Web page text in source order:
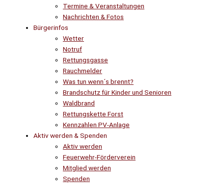
Termine & Veranstaltungen
Nachrichten & Fotos
Bürgerinfos
Wetter
Notruf
Rettungsgasse
Rauchmelder
Was tun wenn´s brennt?
Brandschutz für Kinder und Senioren
Waldbrand
Rettungskette Forst
Kennzahlen PV-Anlage
Aktiv werden & Spenden
Aktiv werden
Feuerwehr-Förderverein
Mitglied werden
Spenden